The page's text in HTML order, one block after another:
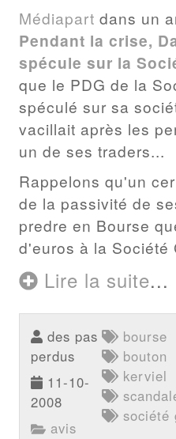
Médiapart dans un
Pendant la crise,
spécule sur la
que le PDG de la
spéculé sur sa
vacillait après les
un de ses traders...
Rappelons qu'un
de la passivité de
predre en Bourse
d'euros à la Société
Lire la suite...
des pas
perdus
11-10-
2008
avis
bourse
bouton
kerviel
société